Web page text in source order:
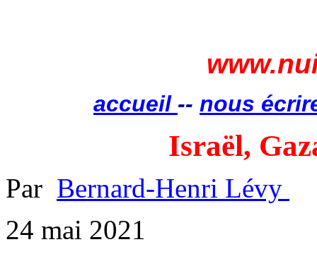
accueil -- nous
Israël,
Par Bernard-Henri Lévy
24 mai 2021